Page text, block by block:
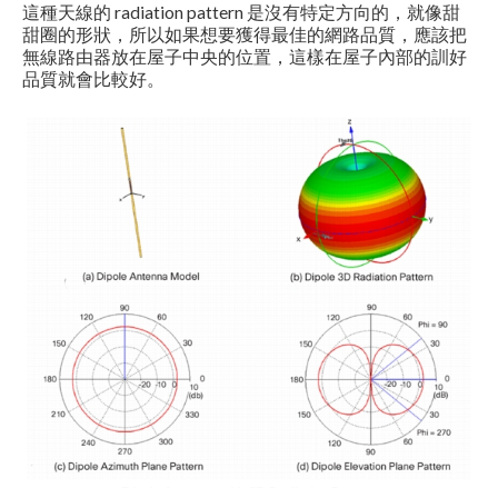
這種天線的 radiation pattern 是沒有特定方向的，就像甜
甜圈的形狀，所以如果想要獲得最佳的網路品質，應該把
無線路由器放在屋子中央的位置，這樣在屋子內部的訓好
品質就會比較好。